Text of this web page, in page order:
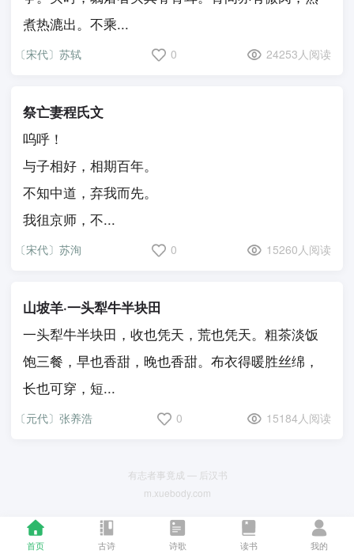
首页 古诗 诗歌 读书 我的
煮热漉出。不乘...
〔宋代〕苏轼 0 24253人阅读
祭亡妻程氏文
呜呼！
与子相好，相期百年。
不知中道，弃我而先。
我徂京师，不...
〔宋代〕苏洵 0 15260人阅读
山坡羊·一头犁牛半块田
一头犁牛半块田，收也凭天，荒也凭天。粗茶淡饭
饱三餐，早也香甜，晚也香甜。布衣得暖胜丝绵，
长也可穿，短...
〔元代〕张养浩 0 15184人阅读
有志者事竟成 — 后汉书
m.xuebody.com